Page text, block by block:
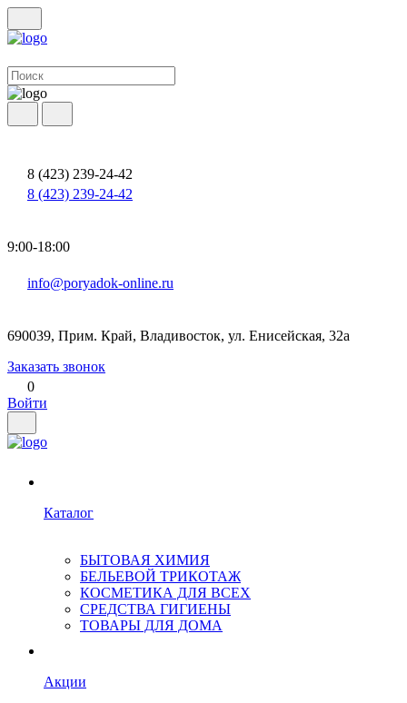
8 (423) 239-24-42
8 (423) 239-24-42
9:00-18:00
info@poryadok-online.ru
690039, Прим. Край, Владивосток, ул. Енисейская, 32а
Заказать звонок
0
Войти
Каталог
БЫТОВАЯ ХИМИЯ
БЕЛЬЕВОЙ ТРИКОТАЖ
КОСМЕТИКА ДЛЯ ВСЕХ
СРЕДСТВА ГИГИЕНЫ
ТОВАРЫ ДЛЯ ДОМА
Акции